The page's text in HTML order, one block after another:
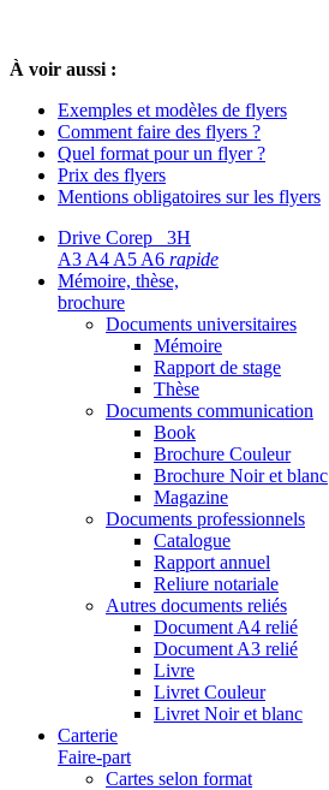
À voir aussi :
Exemples et modèles de flyers
Comment faire des flyers ?
Quel format pour un flyer ?
Prix des flyers
Mentions obligatoires sur les flyers
Drive Corep 3H
A3 A4 A5 A6 rapide
Mémoire, thèse,
brochure
Documents universitaires
Mémoire
Rapport de stage
Thèse
Documents communication
Book
Brochure Couleur
Brochure Noir et blanc
Magazine
Documents professionnels
Catalogue
Rapport annuel
Reliure notariale
Autres documents reliés
Document A4 relié
Document A3 relié
Livre
Livret Couleur
Livret Noir et blanc
Carterie
Faire-part
Cartes selon format